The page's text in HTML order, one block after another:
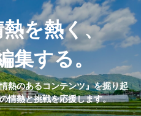
を熱く、
集する。
熱のあるコンテンツ』を掘り起
情熱と挑戦を応援します。